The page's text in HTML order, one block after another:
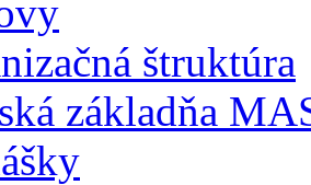
štruktúra
základňa